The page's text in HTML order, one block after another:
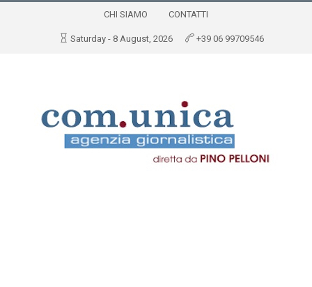
CHI SIAMO CONTATTI
Saturday - 8 August, 2026 +39 06 99709546